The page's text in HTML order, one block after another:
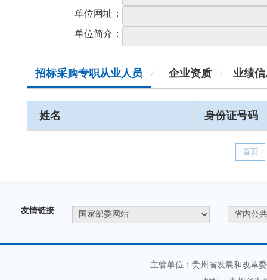
单位网址：
单位简介：
招标采购专职从业人员 / 企业资质 / 业绩
姓名 身份证号码
首页
友情链接
主管单位：贵州省发展和改革